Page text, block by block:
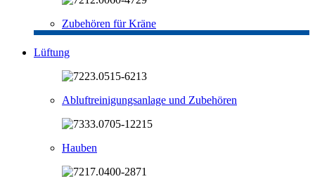
Zubehören für Kräne
Lüftung
Abluftreinigungsanlage und Zubehören
Hauben